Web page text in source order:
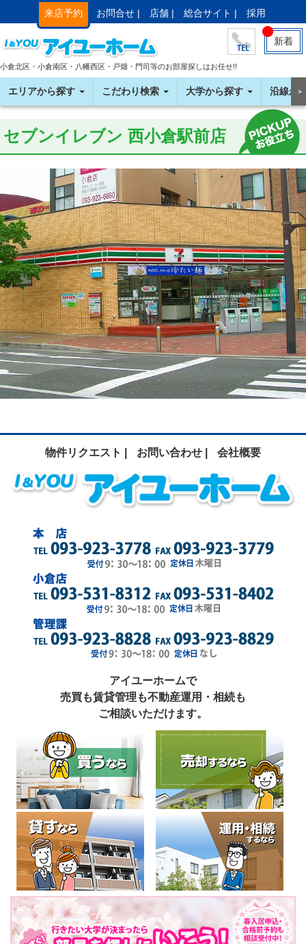
来店予約 お問合せ | 店舗 | 総合サイト | 採用
新着
小倉北区・小倉南区・八幡西区・戸畑・門司等のお部屋探しはお任せ!!
エリアから探す こだわり検索 大学から探す 沿線か＞
セブンイレブン 西小倉駅前店
物件リクエスト | お問い合わせ | 会社概要
アイユーホームで
売買も賃貸管理も不動産運用・相続も
ご相談いただけます。